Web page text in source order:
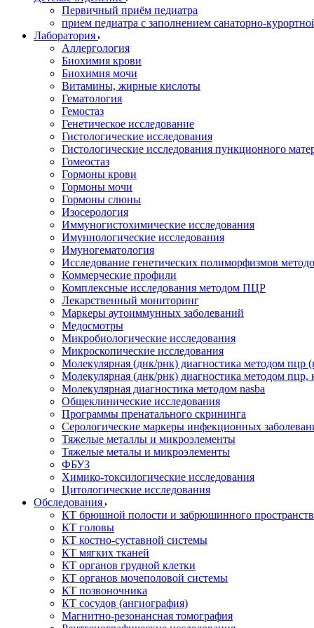
Первичный приём педиатра
прием педиатра с заполнением санаторно-
Лаборатория
Аллергология
Биохимия крови
Биохимия мочи
Витамины, жирные кислоты
Гематология
Гемостаз
Генетическое исследование
Гистологические исследования
Гистологические исследования пункционного
Гомеостаз
Гормоны крови
Гормоны мочи
Гормоны слюны
Изосерология
Иммуногистохимические исследования
Имуннологические исследования
Имуногематология
Исследование генетических полиморфизмов
Коммерческие профили
Комплексные исследования методом ПЦР
Лекарственный мониторинг
Маркеры аутоиммунных заболеваний
Медосмотры
Микробиологические исследования
Микроскопические исследования
Молекулярная (днк/рнк) диагностика методом пцр
Молекулярная (днк/рнк) диагностика методом пцр,
Молекулярная диагностика методом nasba
Общеклинические исследования
Программы пренатального скрининга
Серологические маркеры инфекционных
Тяжелые металлы и микроэлементы
Тяжелые металы и микроэлементы
ФБУЗ
Химико-токсилогические исследования
Цитологические исследования
Обследования
КТ брюшной полости и забрюшинного
КТ головы
КТ костно-суставной системы
КТ мягких тканей
КТ органов грудной клетки
КТ органов мочеполовой системы
КТ позвоночника
КТ сосудов (ангиография)
Магнитно-резонансная томография